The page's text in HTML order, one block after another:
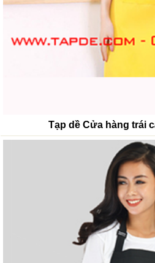
Tạp dề Cửa hàng trái